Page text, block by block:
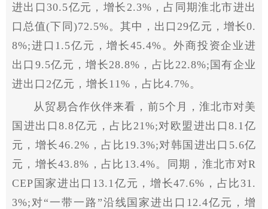
进出口30.5亿元，增长2.3%，占同期淮北市进出
口总值(下同)72.5%。其中，出口29亿元，增长0.
8%;进口1.5亿元，增长45.4%。外商投资企业进
出口9.5亿元，增长28.8%，占比22.8%;国有企业
进出口2亿元，增长11%，占比4.7%。
从贸易合作伙伴来看，前5个月，淮北市对美
国进出口8.8亿元，占比21%;对欧盟进出口8.1亿
元，增长46.2%，占比19.3%;对韩国进出口5.6亿
元，增长43.8%，占比13.4%。同期，淮北市对R
CEP国家进出口13.1亿元，增长47.6%，占比31.
3%;对“一带一路”沿线国家进出口12.4亿元，增